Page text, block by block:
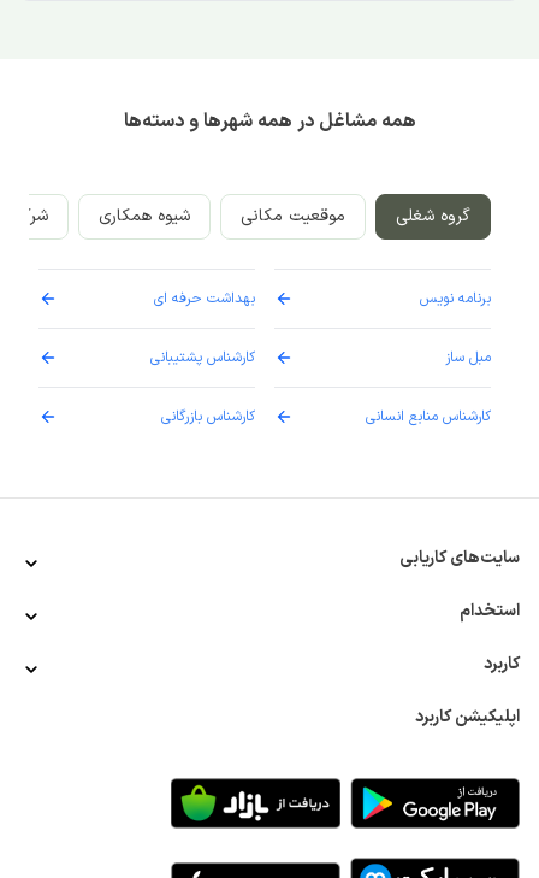
همه مشاغل در همه شهرها و دسته‌ها
گروه شغلی موقعیت مکانی شیوه همکاری
برنامه نویس
مبل ساز
کارشناس منابع انسانی
بهداشت حرفه ای
کارشناس پشتیبانی
کارشناس بازرگانی
سایت‌های کاریابی
استخدام
کاربرد
اپلیکیشن کاربرد